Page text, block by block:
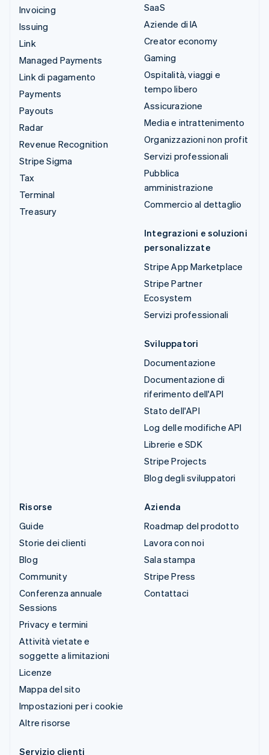
Invoicing
Issuing
Link
Managed Payments
Link di pagamento
Payments
Payouts
Radar
Revenue Recognition
Stripe Sigma
Tax
Terminal
Treasury
SaaS
Aziende di IA
Creator economy
Gaming
Ospitalità, viaggi e
tempo libero
Assicurazione
Media e intrattenimento
Organizzazioni non profit
Servizi professionali
Pubblica
amministrazione
Commercio al dettaglio
Integrazioni e soluzioni
personalizzate
Stripe App Marketplace
Stripe Partner
Ecosystem
Servizi professionali
Sviluppatori
Documentazione
Documentazione di
riferimento dell'API
Stato dell'API
Log delle modifiche API
Librerie e SDK
Stripe Projects
Blog degli sviluppatori
Risorse
Guide
Storie dei clienti
Blog
Community
Conferenza annuale
Sessions
Privacy e termini
Attività vietate e
soggette a limitazioni
Licenze
Mappa del sito
Impostazioni per i cookie
Altre risorse
Azienda
Roadmap del prodotto
Lavora con noi
Sala stampa
Stripe Press
Contattaci
Servizio clienti